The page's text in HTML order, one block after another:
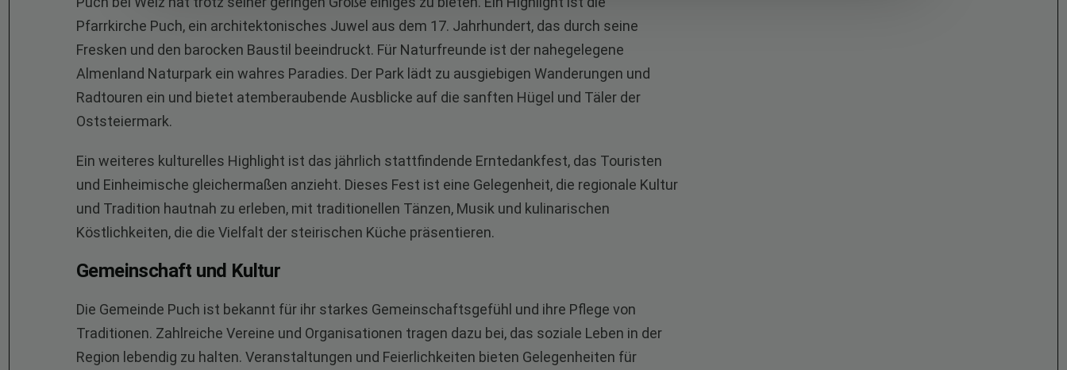
Pfarrkirche Puch, ein architektonisches Juwel aus dem 17. Jahrhundert, das durch seine
Fresken und den barocken Baustil beeindruckt. Für Naturfreunde ist der nahegelegene
Almenland Naturpark ein wahres Paradies. Der Park lädt zu ausgiebigen Wanderungen und
Radtouren ein und bietet atemberaubende Ausblicke auf die sanften Hügel und Täler der
Oststeiermark.
Ein weiteres kulturelles Highlight ist das jährlich stattfindende Erntedankfest, das Touristen
und Einheimische gleichermaßen anzieht. Dieses Fest ist eine Gelegenheit, die regionale Kultur
und Tradition hautnah zu erleben, mit traditionellen Tänzen, Musik und kulinarischen
Köstlichkeiten, die die Vielfalt der steirischen Küche präsentieren.
Gemeinschaft und Kultur
Die Gemeinde Puch ist bekannt für ihr starkes Gemeinschaftsgefühl und ihre Pflege von
Traditionen. Zahlreiche Vereine und Organisationen tragen dazu bei, das soziale Leben in der
Region lebendig zu halten. Veranstaltungen und Feierlichkeiten bieten Gelegenheiten für